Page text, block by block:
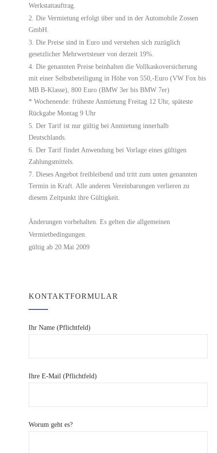
Werkstattauftrag.
Die Vermietung erfolgt über und in der Automobile Zossen
GmbH.
Die Preise sind in Euro und verstehen sich zuzüglich
gesetzlicher Mehrwertsteuer von derzeit 19%.
Die genannten Preise beinhalten die Vollkaskoversicherung
mit einer Selbstbeteiligung in Höhe von 550,-Euro (VW Fox bis
MB B-Klasse), 800 Euro (BMW 3er bis BMW 7er)
* Wochenende: früheste Anmietung Freitag 12 Uhr, späteste
Rückgabe Montag 9 Uhr
Der Tarif ist nur gültig bei Anmietung innerhalb
Deutschlands.
Der Tarif findet Anwendung bei Vorlage eines gültigen
Zahlungsmittels.
Dieses Angebot freibleibend und tritt zum unten genannten
Termin in Kraft. Alle anderen Vereinbarungen verlieren zu
diesem Zeitpunkt ihre Gültigkeit.
Änderungen vorbehalten. Es gelten die allgemeinen
Vermietbedingungen.
gültig ab 20.Mai 2009
KONTAKTFORMULAR
Ihr Name (Pflichtfeld)
Ihre E-Mail (Pflichtfeld)
Worum geht es?